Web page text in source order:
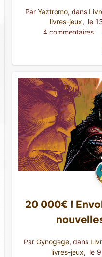
Par Yaztromo, dans
livres-jeux, le
4 commentaires
20 000€ !
Par Gynogege, dans
livres-jeux, le